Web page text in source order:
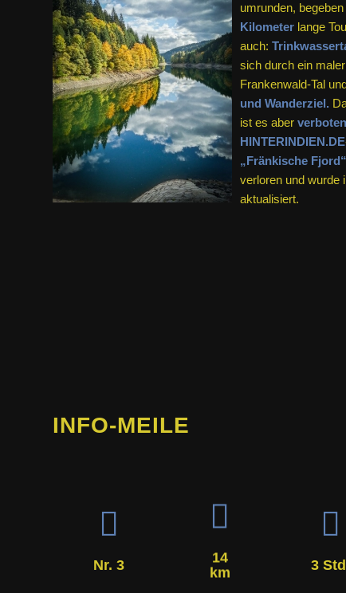
umrunden,
Kilometerlange
auch:
sich durch ein
Frankenwald-Tal
und Wanderziel.
ist es aber
HINTERINDIEN.DE
„Fränkische Fjord“
verloren und wurde
aktualisiert.
INFO-MEILE
Nr. 3
14
km
3